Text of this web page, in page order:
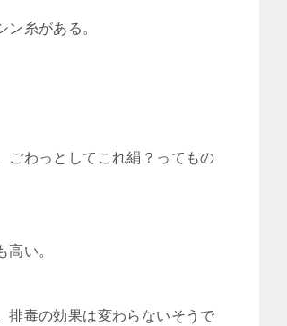
糸がある。
ごわっとしてこれ絹？ってもの
い。
排毒の効果は変わらないそうで